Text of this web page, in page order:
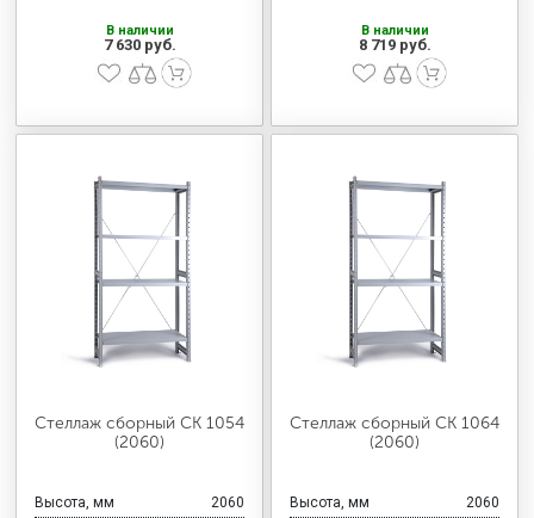
В наличии
7 630 руб.
В наличии
8 719 руб.
Стеллаж сборный СК 1054
(2060)
Высота, мм 2060
Стеллаж сборный СК 1064
(2060)
Высота, мм 2060